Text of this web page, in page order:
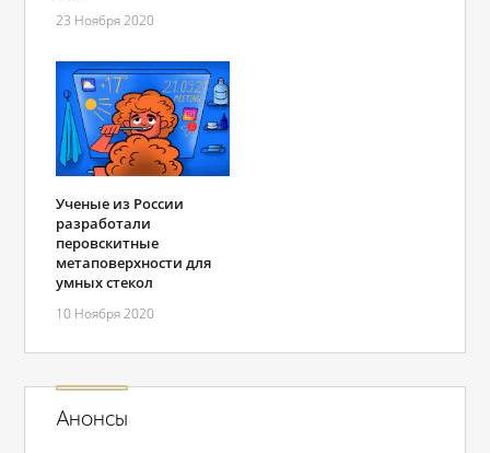
23 Ноября 2020
Ученые из России
разработали
перовскитные
метаповерхности для
умных стекол
10 Ноября 2020
Анонсы